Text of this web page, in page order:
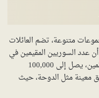
متنوعة، تضم العائلات
عدد السوريين المقيمين في
قطر، بما في ذلك العمالة والمقيمين الدائمين، يصل إلى 100,000
معينة مثل الدوحة، حيث